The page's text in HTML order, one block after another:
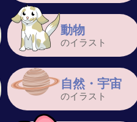
動物
のイラスト
自然・宇宙
のイラスト